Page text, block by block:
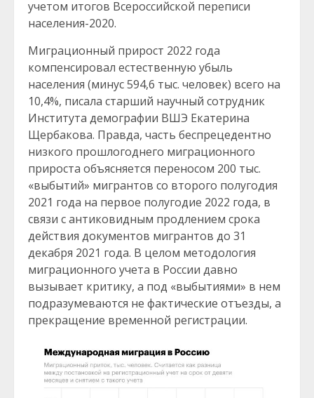
учетом итогов Всероссийской переписи
населения-2020.
Миграционный прирост 2022 года
компенсировал естественную убыль
населения (минус 594,6 тыс. человек) всего на
10,4%, писала старший научный сотрудник
Института демографии ВШЭ Екатерина
Щербакова. Правда, часть беспрецедентно
низкого прошлогоднего миграционного
прироста объясняется переносом 200 тыс.
«выбытий» мигрантов со второго полугодия
2021 года на первое полугодие 2022 года, в
связи с антиковидным продлением срока
действия документов мигрантов до 31
декабря 2021 года. В целом методология
миграционного учета в России давно
вызывает критику, а под «выбытиями» в нем
подразумеваются не фактические отъезды, а
прекращение временной регистрации.